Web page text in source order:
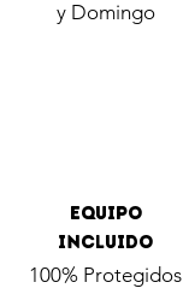
y Domingo
Equipo
incluido
100% Protegidos